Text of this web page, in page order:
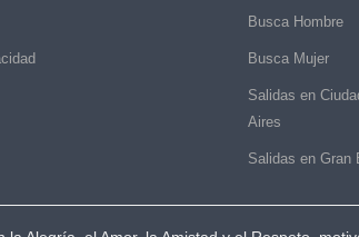
Busca Hombre
Busca Mujer
Salidas en
Aires
Salidas en Gran